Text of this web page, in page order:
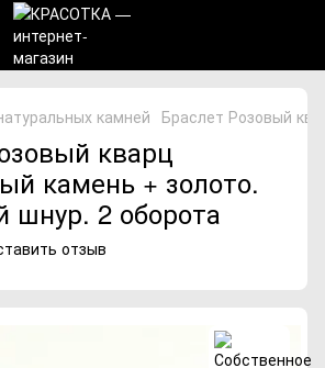
камней Браслет Розовый
кварц
камень + золото.
шнур. 2 оборота
отзыв